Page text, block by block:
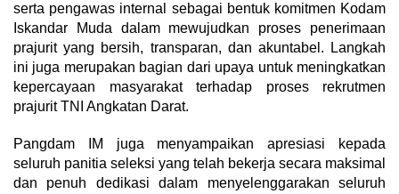
serta pengawas internal sebagai bentuk komitmen Kodam
Iskandar Muda dalam mewujudkan proses penerimaan
prajurit yang bersih, transparan, dan akuntabel. Langkah
ini juga merupakan bagian dari upaya untuk meningkatkan
kepercayaan masyarakat terhadap proses rekrutmen
prajurit TNI Angkatan Darat.
Pangdam IM juga menyampaikan apresiasi kepada
seluruh panitia seleksi yang telah bekerja secara maksimal
dan penuh dedikasi dalam menyelenggarakan seluruh